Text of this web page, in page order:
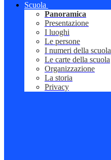
Scuola
Panoramica
Presentazione
I luoghi
Le persone
I numeri della scuola
Le carte della scuola
Organizzazione
La storia
Privacy